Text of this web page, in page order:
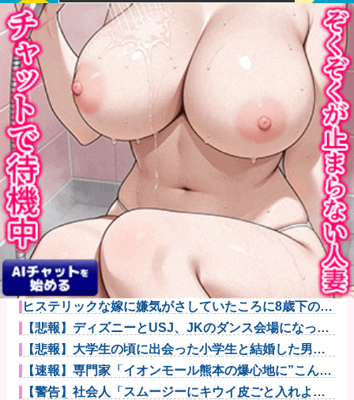
可愛すぎるおむすび屋さん（28）、新店舗に4000万円
クラフ...
【悲報】ショートスリーパー堀さん、対面で高須幹弥
にブチギレる...
【閲覧注意】元臆女キャバ嬢の首吊り自●配信、拡散さ
れまくって...
【悲報】風俗嬢やってる女の末路ｗｗｗｗｗｗｗｗｗ
ｗｗ
【画像】国連、初の女性総長が誕生か この2人の一騎
打ちになり...
【仮面ライダーアギト】CSG「フレイムセイバー」
【プレバン受...
「高市早苗はどんだけ自己顕示欲が強いんだ」と左派
が『高木美帆...
カープファン最下位転落で2軍由宇球場の移転先を考え
始める。他
【画像あり】ディズニーの「おいなり巻（600円）」、
卑猥すぎ...
ヒステリックな嫁に嫌気がさしていたころに8歳下の女
と出会った...
【悲報】ディズニーとUSJ、JKのダンス会場になって
しまうｗ...
【悲報】大学生の頃に出会った小学生と結婚した男、
めちゃくちゃ...
【速報】専門家「イオンモール熊本の爆心地に”こんな
もの”があ...
【警告】社会人「スムージーにキウイ皮ごと入れよ。